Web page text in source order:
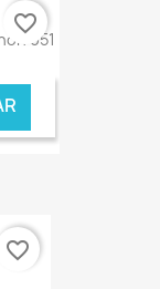
€ ONLINE
051
favorite_border
favorite_border